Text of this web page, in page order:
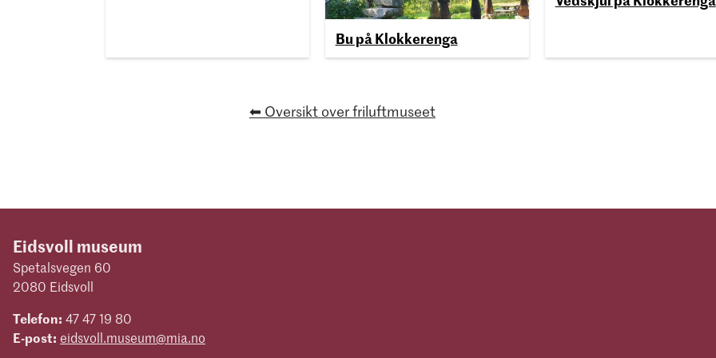
Bu på Klokkerenga
⬅ Oversikt over friluftmuseet
Eidsvoll museum
Spetalsvegen 60
2080 Eidsvoll
Telefon: 47 47 19 80
E-post: eidsvoll.museum@mia.no